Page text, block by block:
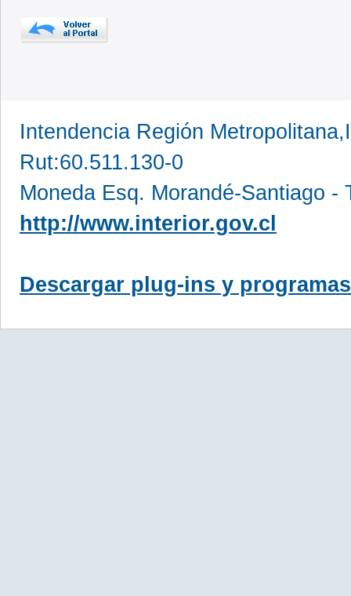
Intendencia Región
Rut:60.511.130-0
Moneda Esq. Morandé-Santiago -
http://www.interior.gov.cl
Descargar plug-ins y